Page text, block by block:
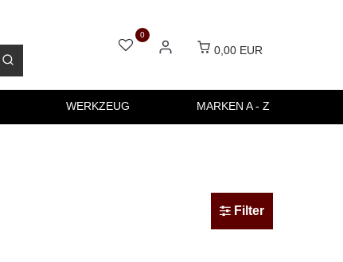
0
0,00 EUR
WERKZEUG MARKEN A - Z
Filter